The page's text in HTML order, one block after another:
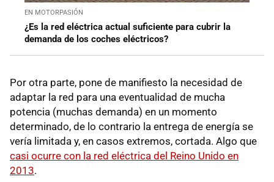
EN MOTORPASIÓN
¿Es la red eléctrica actual suficiente para cubrir la
demanda de los coches eléctricos?
Por otra parte, pone de manifiesto la necesidad de
adaptar la red para una eventualidad de mucha
potencia (muchas demanda) en un momento
determinado, de lo contrario la entrega de energía se
vería limitada y, en casos extremos, cortada. Algo que
casi ocurre con la red eléctrica del Reino Unido en
2013.